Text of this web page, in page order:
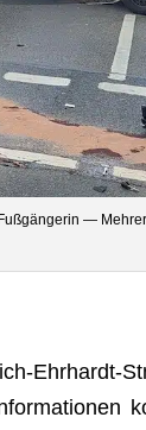
—
Ehr­hardt-